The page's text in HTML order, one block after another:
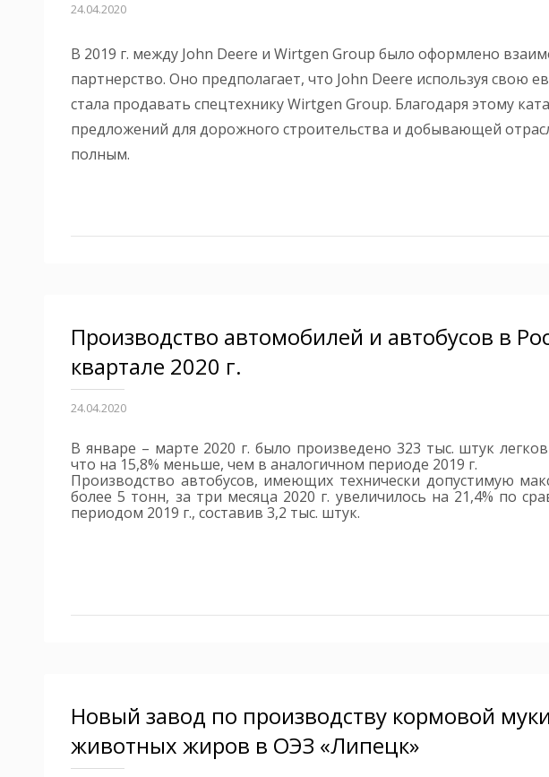
24.04.2020
В 2019 г. между John Deere и Wirtgen Group было оформлено
партнерство. Оно предполагает, что John Deere используя свою
стала продавать спецтехнику Wirtgen Group. Благодаря этому
предложений для дорожного строительства и добывающей
полным.
Производство автомобилей и автобусов в
квартале 2020 г.
24.04.2020
В январе – марте 2020 г. было произведено 323 тыс. штук
что на 15,8% меньше, чем в аналогичном периоде 2019 г.
Производство автобусов, имеющих технически допустимую
более 5 тонн, за три месяца 2020 г. увеличилось на 21,4% по
периодом 2019 г., составив 3,2 тыс. штук.
Новый завод по производству кормовой
животных жиров в ОЭЗ «Липецк»